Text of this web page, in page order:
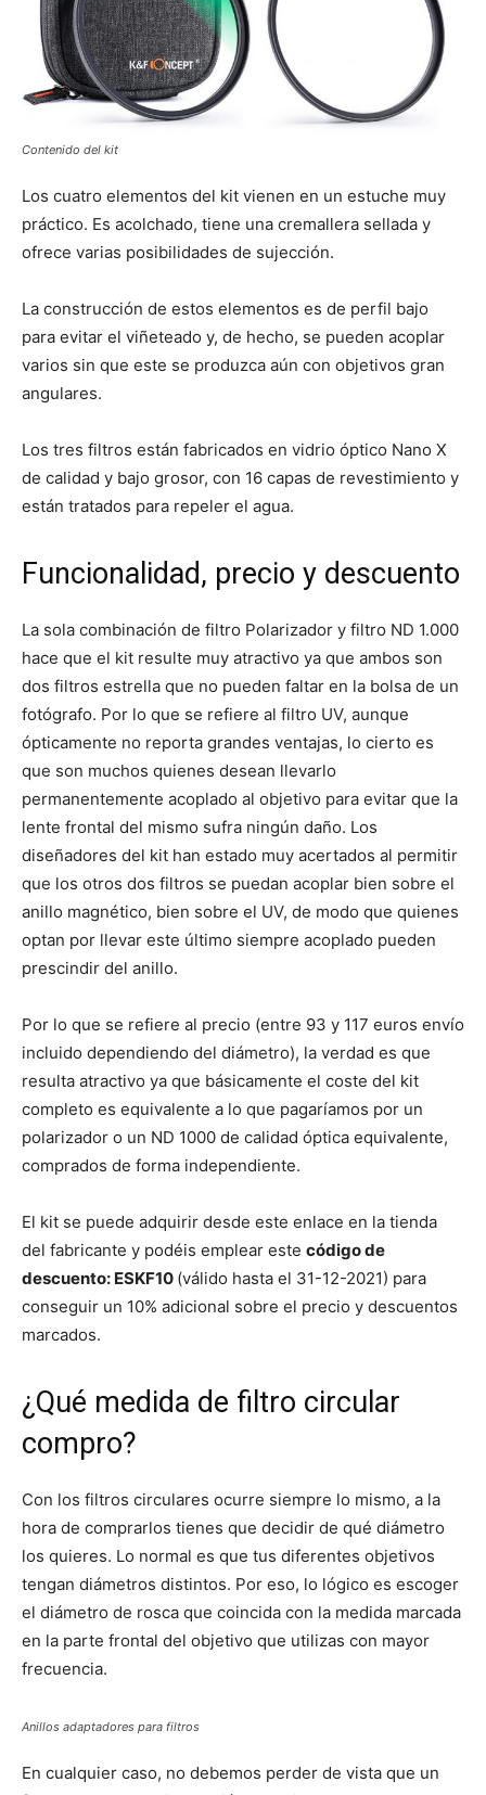
Contenido del kit
Los cuatro elementos del kit vienen en un estuche muy
práctico. Es acolchado, tiene una cremallera sellada y
ofrece varias posibilidades de sujección.
La construcción de estos elementos es de perfil bajo
para evitar el viñeteado y, de hecho, se pueden acoplar
varios sin que este se produzca aún con objetivos gran
angulares.
Los tres filtros están fabricados en vidrio óptico Nano X
de calidad y bajo grosor, con 16 capas de revestimiento y
están tratados para repeler el agua.
Funcionalidad, precio y descuento
La sola combinación de filtro Polarizador y filtro ND 1.000
hace que el kit resulte muy atractivo ya que ambos son
dos filtros estrella que no pueden faltar en la bolsa de un
fotógrafo. Por lo que se refiere al filtro UV, aunque
ópticamente no reporta grandes ventajas, lo cierto es
que son muchos quienes desean llevarlo
permanentemente acoplado al objetivo para evitar que la
lente frontal del mismo sufra ningún daño. Los
diseñadores del kit han estado muy acertados al permitir
que los otros dos filtros se puedan acoplar bien sobre el
anillo magnético, bien sobre el UV, de modo que quienes
optan por llevar este último siempre acoplado pueden
prescindir del anillo.
Por lo que se refiere al precio (entre 93 y 117 euros envío
incluido dependiendo del diámetro), la verdad es que
resulta atractivo ya que básicamente el coste del kit
completo es equivalente a lo que pagaríamos por un
polarizador o un ND 1000 de calidad óptica equivalente,
comprados de forma independiente.
El kit se puede adquirir desde este enlace en la tienda
del fabricante y podéis emplear este código de
descuento: ESKF10 (válido hasta el 31-12-2021) para
conseguir un 10% adicional sobre el precio y descuentos
marcados.
¿Qué medida de filtro circular
compro?
Con los filtros circulares ocurre siempre lo mismo, a la
hora de comprarlos tienes que decidir de qué diámetro
los quieres. Lo normal es que tus diferentes objetivos
tengan diámetros distintos. Por eso, lo lógico es escoger
el diámetro de rosca que coincida con la medida marcada
en la parte frontal del objetivo que utilizas con mayor
frecuencia.
Anillos adaptadores para filtros
En cualquier caso, no debemos perder de vista que un